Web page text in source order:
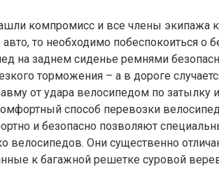
компромисс и все члены экипажа
то необходимо побеспокоиться о
на заднем сиденье ремнями
торможения – а в дороге
от удара велосипедом по затылку
способ перевозки
и безопасно позволяют
велосипедов. Они существенно
к багажной решетке суровой